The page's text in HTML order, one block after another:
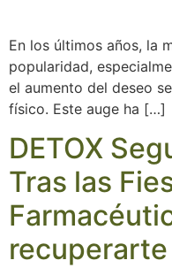
En los últimos años, la
popularidad,
el aumento del deseo
físico. Este auge ha […]
DETOX
Tras las